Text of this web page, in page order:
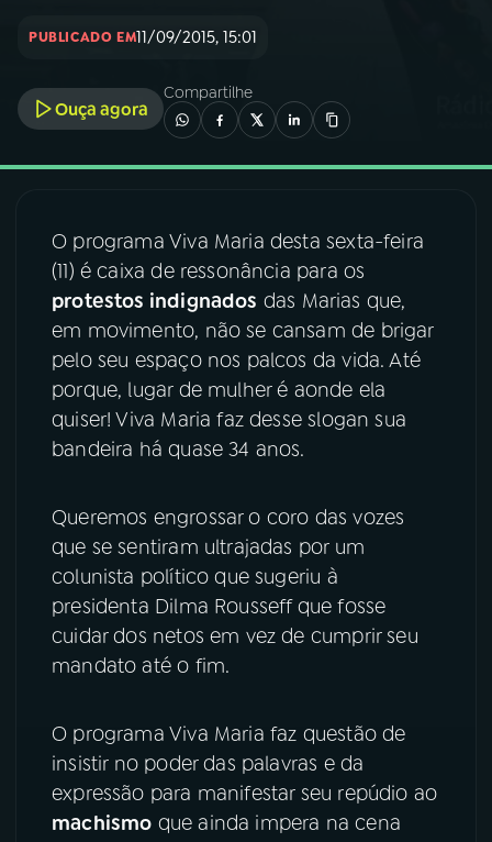
INÍCIO
A RÁDIO
03PROGRAMAÇÃO
04PROGRAMAS
PODCASTS
06VIDEOCASTS
FESTIVAL DE MÚSICA
ACOMPANHE A RÁDIO NACIONAL
YouTube
TikTok
PUBLICADO EM11/09/2015, 15:01
Ouça agora
Compartilhe
O programa Viva Maria desta sexta-feira
(11) é caixa de ressonância para os
protestos indignados das Marias que,
em movimento, não se cansam de brigar
pelo seu espaço nos palcos da vida. Até
porque, lugar de mulher é aonde ela
quiser! Viva Maria faz desse slogan sua
bandeira há quase 34 anos.
Queremos engrossar o coro das vozes
que se sentiram ultrajadas por um
colunista político que sugeriu à
presidenta Dilma Rousseff que fosse
cuidar dos netos em vez de cumprir seu
mandato até o fim.
O programa Viva Maria faz questão de
insistir no poder das palavras e da
expressão para manifestar seu repúdio ao
machismo que ainda impera na cena